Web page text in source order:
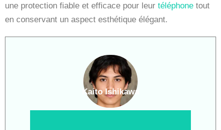
une protection fiable et efficace pour leur téléphone tout
en conservant un aspect esthétique élégant.
Kaito Ishikawa